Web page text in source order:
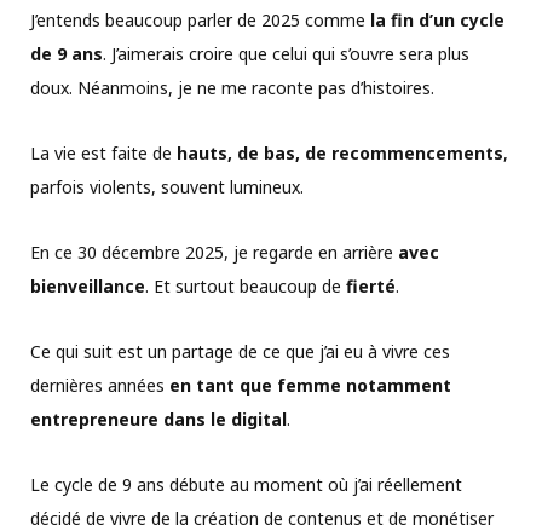
J’entends beaucoup parler de 2025 comme la fin d’un cycle
de 9 ans. J’aimerais croire que celui qui s’ouvre sera plus
doux. Néanmoins, je ne me raconte pas d’histoires.
La vie est faite de hauts, de bas, de recommencements,
parfois violents, souvent lumineux.
En ce 30 décembre 2025, je regarde en arrière avec
bienveillance. Et surtout beaucoup de fierté.
Ce qui suit est un partage de ce que j’ai eu à vivre ces
dernières années en tant que femme notamment
entrepreneure dans le digital.
Le cycle de 9 ans débute au moment où j’ai réellement
décidé de vivre de la création de contenus et de monétiser